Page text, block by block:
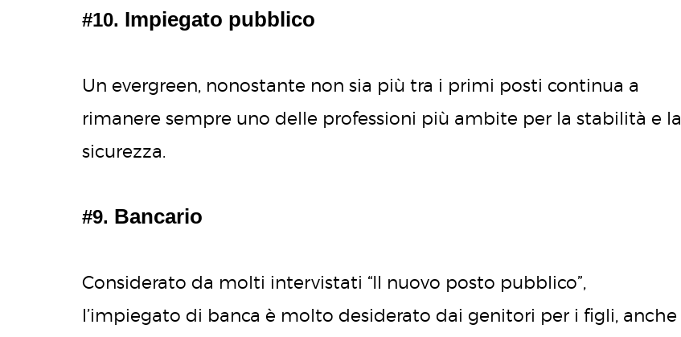
#10. Impiegato pubblico
Un evergreen, nonostante non sia più tra i primi posti continua a
rimanere sempre uno delle professioni più ambite per la stabilità e la
sicurezza.
#9. Bancario
Considerato da molti intervistati “Il nuovo posto pubblico”,
l’impiegato di banca è molto desiderato dai genitori per i figli, anche